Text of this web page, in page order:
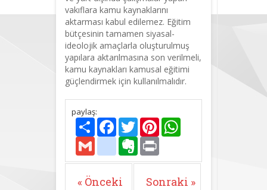
vakıflara kamu kaynaklarını
aktarması kabul edilemez. Eğitim
bütçesinin tamamen siyasal-
ideolojik amaçlarla oluşturulmuş
yapılara aktarılmasına son verilmeli,
kamu kaynakları kamusal eğitimi
güçlendirmek için kullanılmalıdır.
paylaş:
PaylaşFacebook
TwitterPinterest
Gmail deliciousEvernote
« Önceki Sonraki »